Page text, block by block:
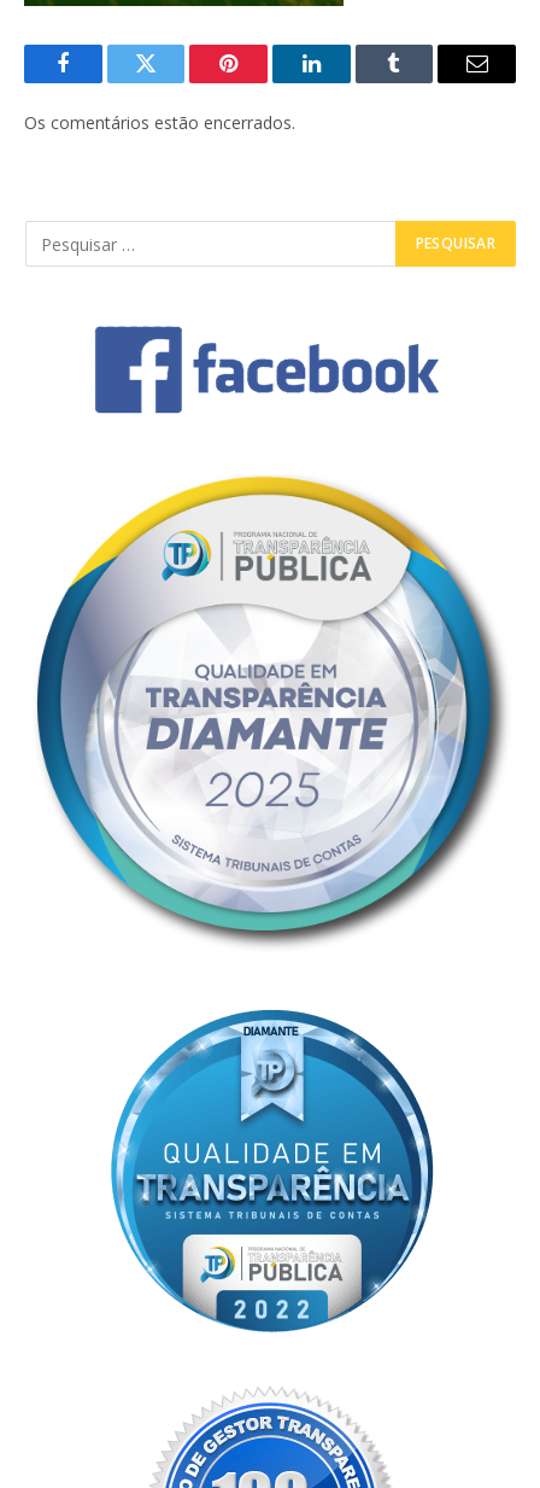
FacebookTwitter Pinterest LinkedInTumblr
E-
Os comentários estão encerrados.